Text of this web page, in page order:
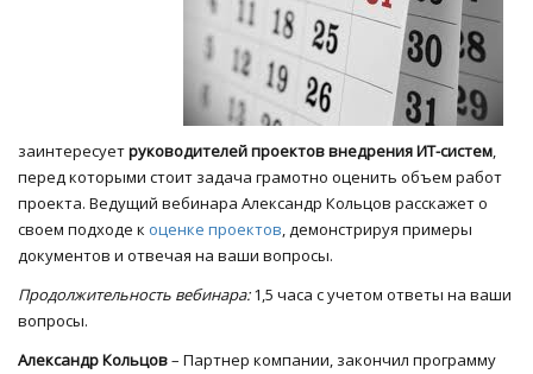
заинтересуетруководителей проектов внедрения ИТ-систем,
перед которыми стоит задача грамотно оценить объем работ
проекта. Ведущий вебинара Александр Кольцов расскажет о
своем подходе к оценке проектов, демонстрируя примеры
документов и отвечая на ваши вопросы.
Продолжительность вебинара:1,5 часа с учетом ответы на ваши
вопросы.
Александр Кольцов– Партнер компании, закончил программу